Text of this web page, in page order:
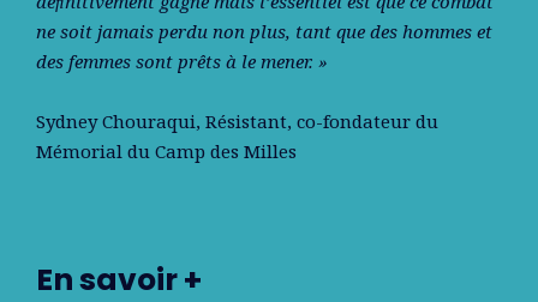
ne soit jamais perdu non plus, tant que des hommes et
des femmes sont prêts à le mener. »
Sydney Chouraqui, Résistant, co-fondateur du
Mémorial du Camp des Milles
En savoir +